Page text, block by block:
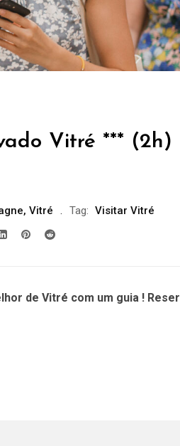
Vitré *** (2h)
, Vitré Tag: Visitar Vitré
de Vitré com um guia !